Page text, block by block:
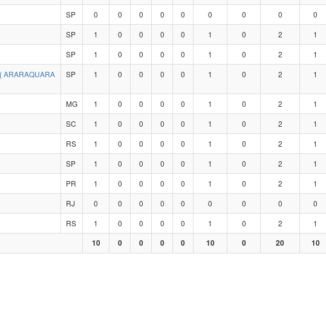
SP 0 0 0 0 0 0 0 0 0
SP 1 0 0 0 0 1 0 2 1
SP 1 0 0 0 0 1 0 2 1
ARARAQUARA
SP 1 0 0 0 0 1 0 2 1
MG 1 0 0 0 0 1 0 2 1
SC 1 0 0 0 0 1 0 2 1
RS 1 0 0 0 0 1 0 2 1
SP 1 0 0 0 0 1 0 2 1
PR 1 0 0 0 0 1 0 2 1
RJ 0 0 0 0 0 0 0 0 0
RS 1 0 0 0 0 1 0 2 1
10 0 0 0 0 10 0 20 10